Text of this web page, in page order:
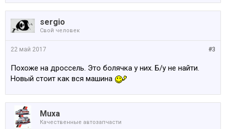
sergio
Свой человек
#3
22 май 2017
Похоже на дроссель. Это болячка у них. Б/у не найти.
Новый стоит как вся машина
Muxa
Качественные автозапчасти